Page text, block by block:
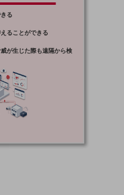
る
ることができる
が生じた際も遠隔から検